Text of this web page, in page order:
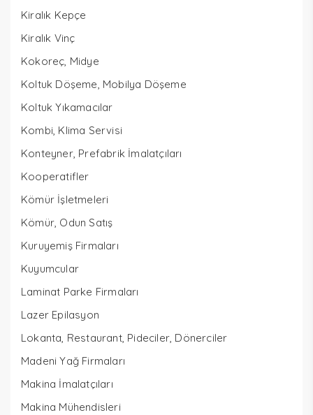
Kiralık Kepçe
Kiralık Vinç
Kokoreç, Midye
Koltuk Döşeme, Mobilya Döşeme
Koltuk Yıkamacılar
Kombi, Klima Servisi
Konteyner, Prefabrik İmalatçıları
Kooperatifler
Kömür İşletmeleri
Kömür, Odun Satış
Kuruyemiş Firmaları
Kuyumcular
Laminat Parke Firmaları
Lazer Epilasyon
Lokanta, Restaurant, Pideciler, Dönerciler
Madeni Yağ Firmaları
Makina İmalatçıları
Makina Mühendisleri